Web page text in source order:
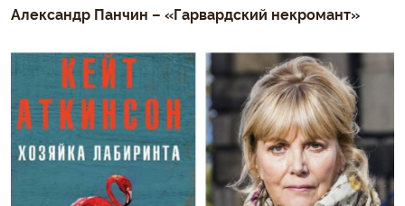
Александр Панчин – «Гарвардский некромант»